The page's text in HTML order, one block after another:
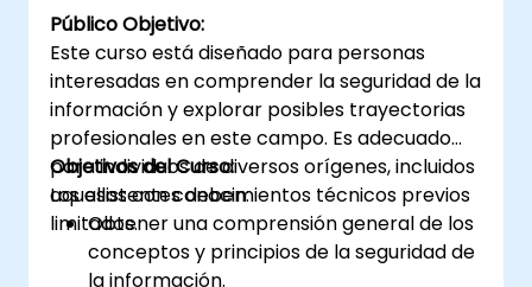
Público Objetivo:
Este curso está diseñado para personas
interesadas en comprender la seguridad de la
información y explorar posibles trayectorias
profesionales en este campo. Es adecuado
para individuos de diversos orígenes, incluidos
aquellos con conocimientos técnicos previos
limitados.
Objetivos del Curso:
Los asistentes deben:
Obtener una comprensión general de los
conceptos y principios de la seguridad de
la información.